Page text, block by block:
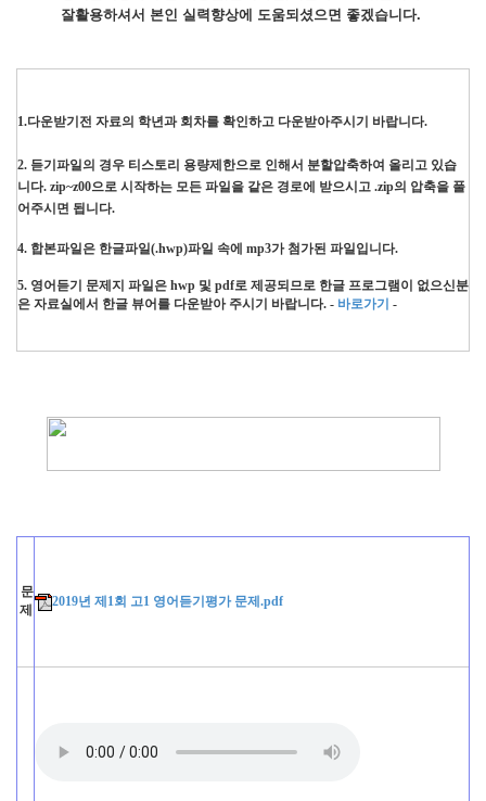
잘활용하셔서 본인 실력향상에 도움되셨으면 좋겠습니다.
1.다운받기전 자료의 학년과 회차를 확인하고 다운받아주시기 바랍니다.
2. 듣기파일의 경우 티스토리 용량제한으로 인해서 분할압축하여 올리고 있습
니다. zip~z00으로 시작하는 모든 파일을 같은 경로에 받으시고 .zip의 압축을 풀
어주시면 됩니다.
4. 합본파일은 한글파일(.hwp)파일 속에 mp3가 첨가된 파일입니다.
5. 영어듣기 문제지 파일은 hwp 및 pdf로 제공되므로 한글 프로그램이 없으신분
은 자료실에서 한글 뷰어를 다운받아 주시기 바랍니다. - 바로가기 -
문
제
2019년 제1회 고1 영어듣기평가 문제.pdf